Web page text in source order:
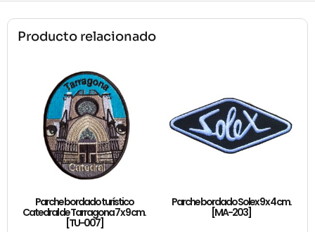
Producto relacionado
Parche bordado turístico
Catedral de Tarragona 7 x 9 cm.
[TU-007]
Parche bordado Solex 9 x 4 cm.
[MA-203]